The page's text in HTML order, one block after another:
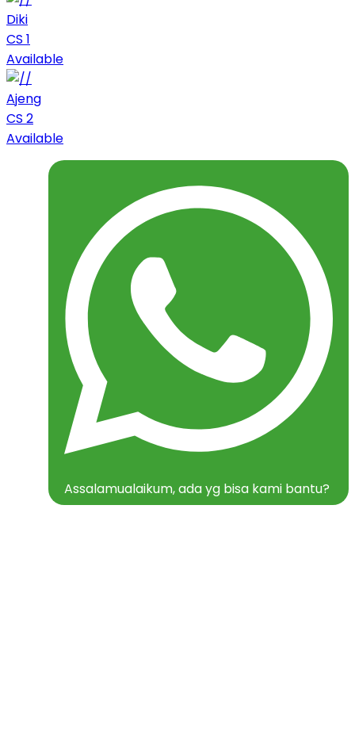
Diki
CS 1
Available
Ajeng
CS 2
Available
Assalamualaikum, ada yg bisa kami bantu?